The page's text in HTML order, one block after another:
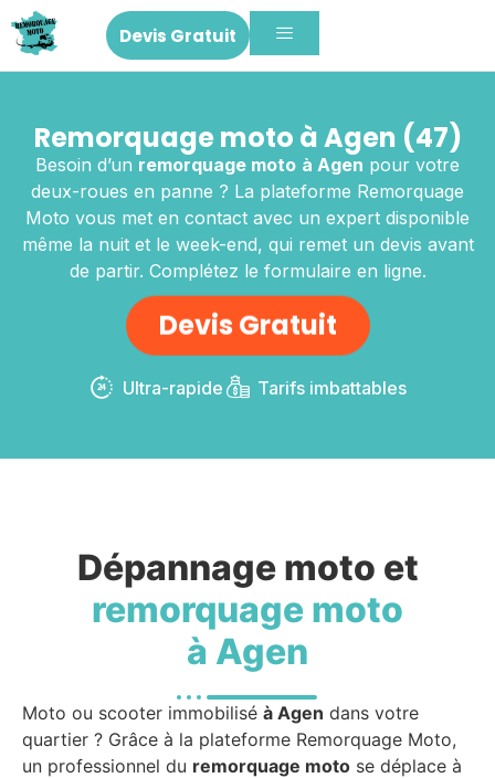
Devis Gratuit
Remorquage moto à Agen (47)
Besoin d’un remorquage moto à Agen pour votre
deux-roues en panne ? La plateforme Remorquage
Moto vous met en contact avec un expert disponible
même la nuit et le week-end, qui remet un devis avant
de partir. Complétez le formulaire en ligne.
Devis Gratuit
Ultra-rapide Tarifs imbattables
Dépannage moto et
remorquage moto
à Agen
Moto ou scooter immobilisé à Agen dans votre
quartier ? Grâce à la plateforme Remorquage Moto,
un professionnel du remorquage moto se déplace à